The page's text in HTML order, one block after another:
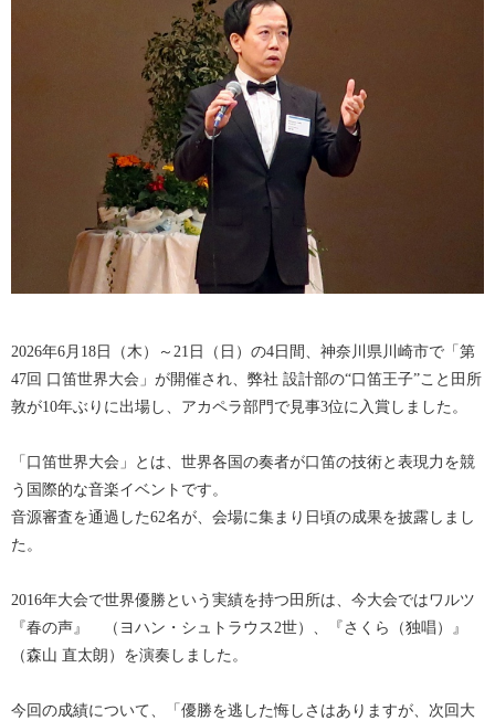
2026年6月18日（木）～21日（日）の4日間、神奈川県川崎市で「第
47回 口笛世界大会」が開催され、弊社 設計部の“口笛王子”こと田所
敦が10年ぶりに出場し、アカペラ部門で見事3位に入賞しました。
「口笛世界大会」とは、世界各国の奏者が口笛の技術と表現力を競
う国際的な音楽イベントです。
音源審査を通過した62名が、会場に集まり日頃の成果を披露しまし
た。
2016年大会で世界優勝という実績を持つ田所は、今大会ではワルツ
『春の声』 （ヨハン・シュトラウス2世）、『さくら（独唱）』
（森山 直太朗）を演奏しました。
今回の成績について、「優勝を逃した悔しさはありますが、次回大